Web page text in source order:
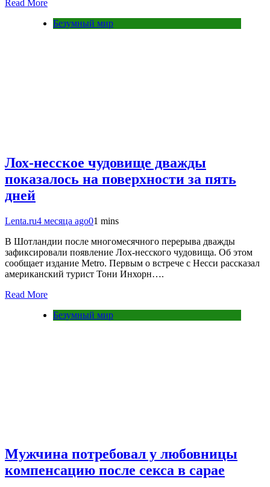
Read More
Безумный мир
Лох-несское чудовище дважды
показалось на поверхности за пять
дней
Lenta.ru4 месяца ago01 mins
В Шотландии после многомесячного перерыва дважды
зафиксировали появление Лох-несского чудовища. Об этом
сообщает издание Metro. Первым о встрече с Несси рассказал
американский турист Тони Инхорн….
Read More
Безумный мир
Мужчина потребовал у любовницы
компенсацию после секса в сарае